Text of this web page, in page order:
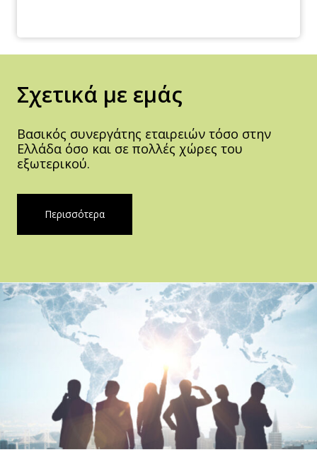
Σχετικά με εμάς
Βασικός συνεργάτης εταιρειών τόσο στην
Ελλάδα όσο και σε πολλές χώρες του
εξωτερικού.
Περισσότερα